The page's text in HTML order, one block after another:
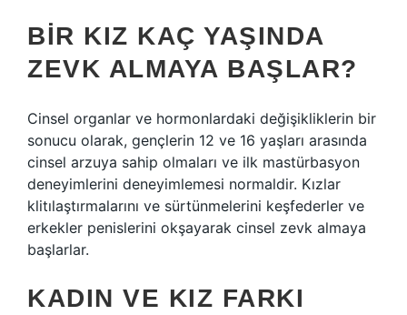
BIR KIZ KAÇ YAŞINDA
ZEVK ALMAYA BAŞLAR?
Cinsel organlar ve hormonlardaki değişikliklerin bir
sonucu olarak, gençlerin 12 ve 16 yaşları arasında
cinsel arzuya sahip olmaları ve ilk mastürbasyon
deneyimlerini deneyimlemesi normaldir. Kızlar
klitılaştırmalarını ve sürtünmelerini keşfederler ve
erkekler penislerini okşayarak cinsel zevk almaya
başlarlar.
KADIN VE KIZ FARKI